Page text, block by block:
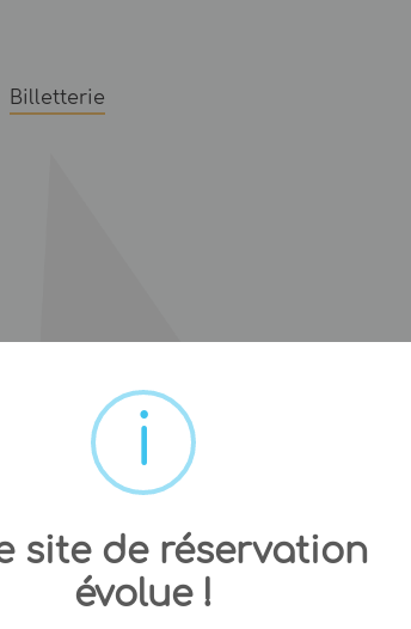
Billetterie
site de réservation
évolue !